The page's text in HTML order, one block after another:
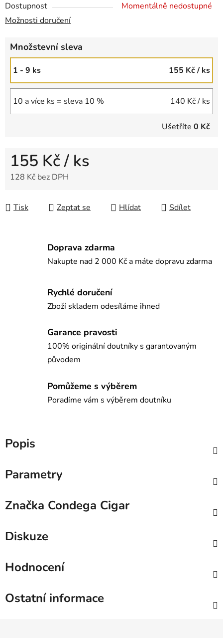
Dostupnost
Momentálně nedostupné
Možnosti doručení
Množstevní sleva
1 - 9 ks 155 Kč/ ks
10 a více ks = sleva 10 % 140 Kč/ ks
Ušetříte 0 Kč
155 Kč/ ks
128 Kč bez DPH
Tisk
Zeptat se Hlídat Sdílet
Doprava zdarma
Nakupte nad 2 000 Kč a máte dopravu zdarma
Rychlé doručení
Zboží skladem odesíláme ihned
Garance pravosti
100% originální doutníky s garantovaným
původem
Pomůžeme s výběrem
Poradíme vám s výběrem doutníku
Popis
Parametry
Značka Condega Cigar
Diskuze
Hodnocení
Ostatní informace